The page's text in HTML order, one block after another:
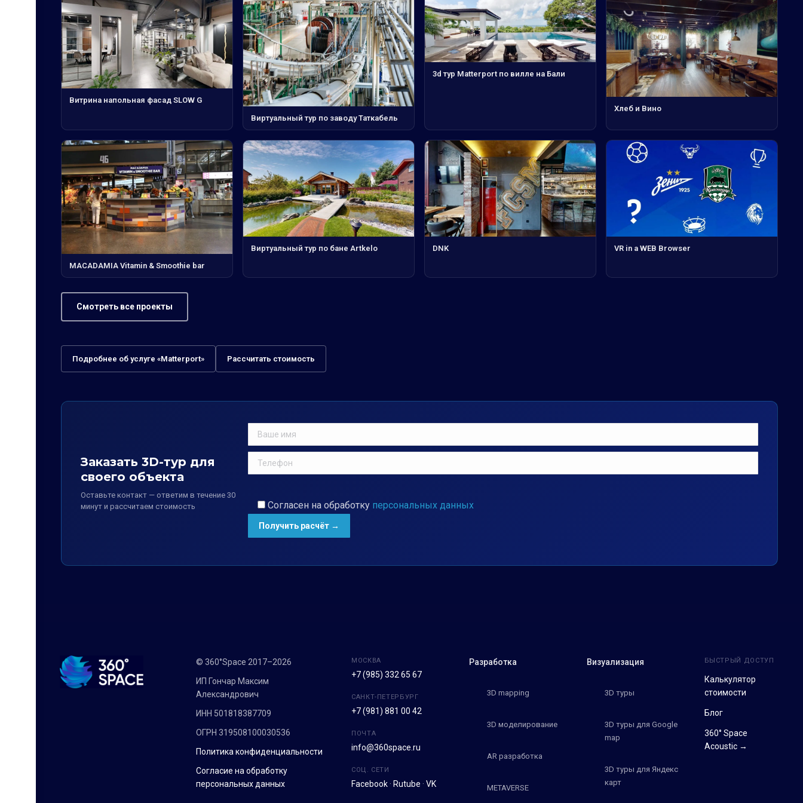
Витрина напольная фасад SLOW G
Виртуальный тур по заводу Таткабель
3d тур Matterport по вилле на Бали
Хлеб и Вино
MACADAMIA Vitamin & Smoothie bar
Виртуальный тур по бане Artkelo DNK VR in a WEB Browser
Смотреть все проекты
Подробнее об услуге «Matterport» Рассчитать стоимость
Заказать 3D-тур для
своего объекта
Оставьте контакт — ответим в течение 30
минут и рассчитаем стоимость
Согласен на обработку персональных данных
© 360°Space 2017–2026
ИП Гончар Максим
Александрович
ИНН 501818387709
ОГРН 319508100030536
Политика конфиденциальности
Согласие на обработку
персональных данных
МОСКВА
+7 (985) 332 65 67
САНКТ-ПЕТЕРБУРГ
+7 (981) 881 00 42
ПОЧТА
info@360space.ru
СОЦ. СЕТИ
Facebook· Rutube · VK
Разработка
3D mapping
3D моделирование
AR разработка
METAVERSE
Визуализация
3D туры
3D туры для Google
map
3D туры для Яндекс
карт
БЫСТРЫЙ ДОСТУП
Калькулятор
стоимости
Блог
360° Space
Acoustic →